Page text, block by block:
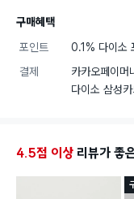
구매혜택
포인트
0.1% 다이소
결제
카카오페이머
다이소 삼성
4.5점 이상 리뷰가 좋